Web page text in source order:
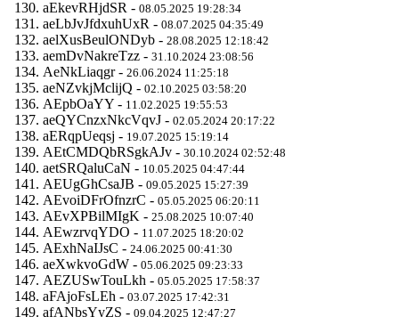
aEkevRHjdSR - 08.05.2025 19:28:34
aeLbJvJfdxuhUxR - 08.07.2025 04:35:49
aelXusBeulONDyb - 28.08.2025 12:18:42
aemDvNakreTzz - 31.10.2024 23:08:56
AeNkLiaqgr - 26.06.2024 11:25:18
aeNZvkjMclijQ - 02.10.2025 03:58:20
AEpbOaYY - 11.02.2025 19:55:53
aeQYCnzxNkcVqvJ - 02.05.2024 20:17:22
aERqpUeqsj - 19.07.2025 15:19:14
AEtCMDQbRSgkAJv - 30.10.2024 02:52:48
aetSRQaluCaN - 10.05.2025 04:47:44
AEUgGhCsaJB - 09.05.2025 15:27:39
AEvoiDFrOfnzrC - 05.05.2025 06:20:11
AEvXPBilMIgK - 25.08.2025 10:07:40
AEwzrvqYDO - 11.07.2025 18:20:02
AExhNaIJsC - 24.06.2025 00:41:30
aeXwkvoGdW - 05.06.2025 09:23:33
AEZUSwTouLkh - 05.05.2025 17:58:37
aFAjoFsLEh - 03.07.2025 17:42:31
afANbsYyZS - 09.04.2025 12:47:27